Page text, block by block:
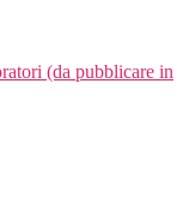
(da pubblicare in